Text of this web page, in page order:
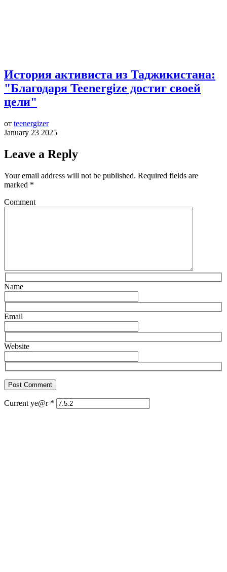
История активиста из Таджикистана:
"Благодаря Teenergize достиг своей
цели"
от teenergizer
January 23 2025
Leave a Reply
Your email address will not be published. Required fields are
marked *
Comment
Name
Email
Website
Current ye@r *